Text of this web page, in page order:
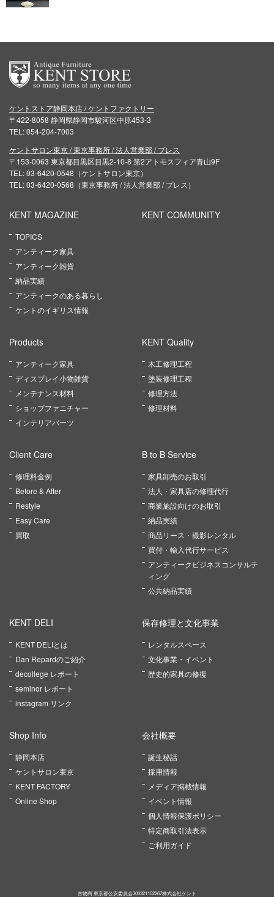
ケントストア静岡本店 / ケントファクトリー
〒422-8058 静岡県静岡市駿河区中原453-3
TEL: 054-204-7003
ケントサロン東京 / 東京事務所 / 法人営業部 / プレス
〒153-0063 東京都目黒区目黒2-10-8 第2アトモスフィア青山9F
TEL: 03-6420-0548（ケントサロン東京）
TEL: 03-6420-0568（東京事務所 / 法人営業部 / プレス）
KENT MAGAZINE
TOPICS
アンティーク家具
アンティーク雑貨
納品実績
アンティークのある暮らし
ケントのイギリス情報
KENT COMMUNITY
Products
アンティーク家具
ディスプレイ小物雑貨
メンテナンス材料
ショップファニチャー
インテリアパーツ
KENT Quality
木工修理工程
塗装修理工程
修理方法
修理材料
Client Care
修理料金例
Before & After
Restyle
Easy Care
買取
B to B Service
家具卸売のお取引
法人・家具店の修理代行
商業施設向けのお取引
納品実績
商品リース・撮影レンタル
買付・輸入代行サービス
アンティークビジネスコンサルテ
ィング
公共納品実績
KENT DELI
KENT DELIとは
Dan Repardのご紹介
decollege レポート
seminor レポート
instagram リンク
保存修理と文化事業
レンタルスペース
文化事業・イベント
歴史的家具の修復
Shop Info
静岡本店
ケントサロン東京
KENT FACTORY
Online Shop
会社概要
誕生秘話
採用情報
メディア掲載情報
イベント情報
個人情報保護ポリシー
特定商取引法表示
ご利用ガイド
古物商 東京都公安委員会303321102267株式会社ケント